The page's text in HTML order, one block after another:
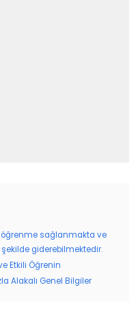
öğrenme sağlanmakta ve
şekilde giderebilmektedir.
Etkili Öğrenin
Alakalı Genel Bilgiler